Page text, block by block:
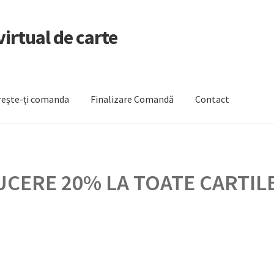
de carte
ți comanda Finalizare Comandă Contact
20% LA TOATE